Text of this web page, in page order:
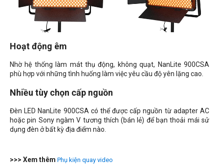
Hoạt động êm
Nhờ hệ thống làm mát thụ động, không quạt, NanLite 900CSA
phù hợp với những tình huống làm việc yêu cầu độ yên lặng cao
Nhiều tùy chọn cấp nguồn
Đèn LED NanLite 900CSA có thể được cấp nguồn từ adapter AC
hoặc pin Sony ngàm V tương thích (bán lẻ) để bạn thoải mái sử
dụng đèn ở bất kỳ địa điểm nào.
>>> Xem thêm Phụ kiện quay video